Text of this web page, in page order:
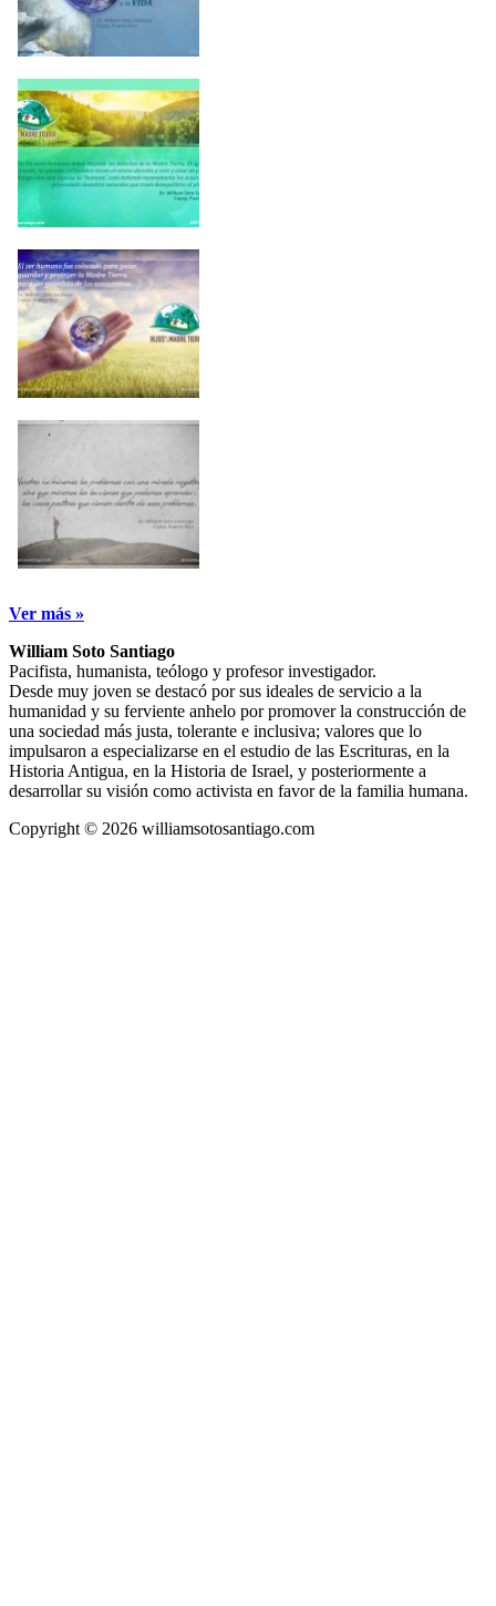
Ver más »
William Soto Santiago
Pacifista, humanista, teólogo y profesor investigador.
Desde muy joven se destacó por sus ideales de servicio a la
humanidad y su ferviente anhelo por promover la construcción de
una sociedad más justa, tolerante e inclusiva; valores que lo
impulsaron a especializarse en el estudio de las Escrituras, en la
Historia Antigua, en la Historia de Israel, y posteriormente a
desarrollar su visión como activista en favor de la familia humana.
Copyright © 2026 williamsotosantiago.com